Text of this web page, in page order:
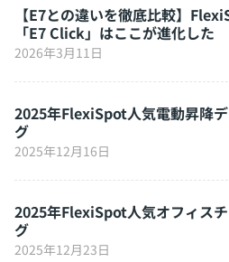
【E7との違いを徹底比較】
「E7 Click」はここが進化した
2026年3月11日
2025年FlexiSpot人気電動昇降
グ
2025年12月16日
2025年FlexiSpot人気オフィス
グ
2025年12月23日